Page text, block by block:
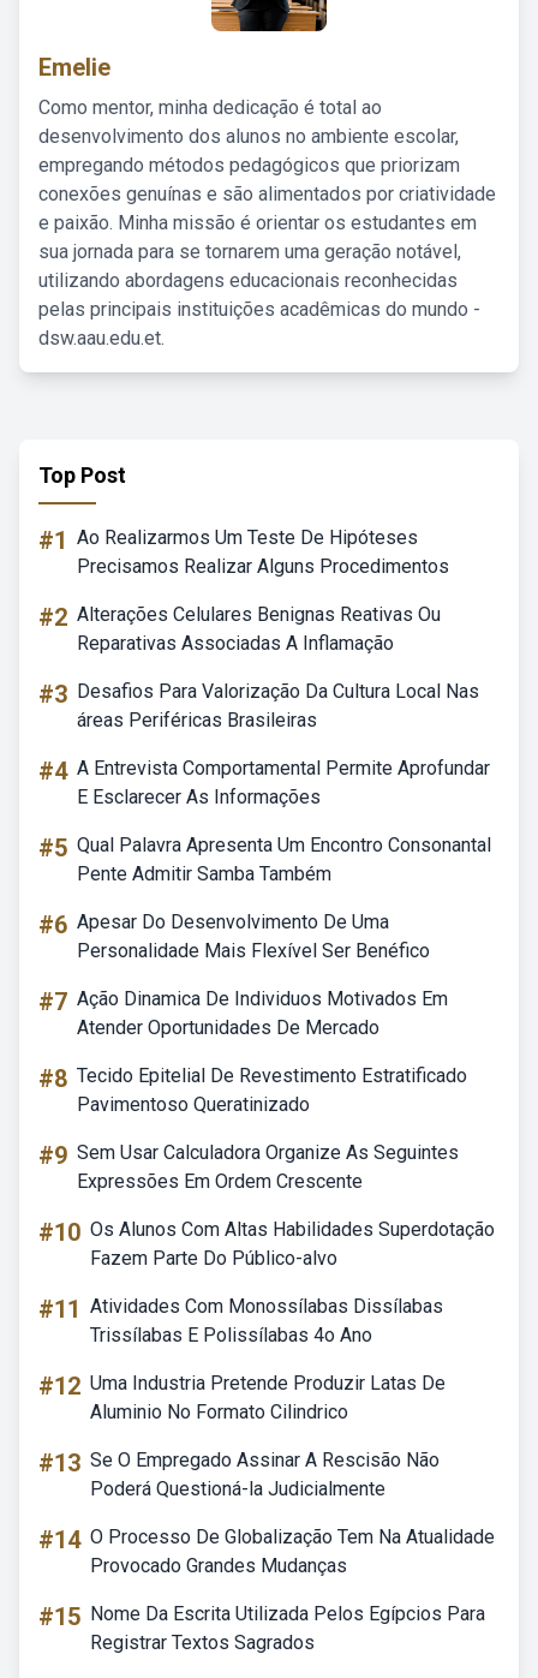
Emelie
Como mentor, minha dedicação é total ao
desenvolvimento dos alunos no ambiente escolar,
empregando métodos pedagógicos que priorizam
conexões genuínas e são alimentados por criatividade
e paixão. Minha missão é orientar os estudantes em
sua jornada para se tornarem uma geração notável,
utilizando abordagens educacionais reconhecidas
pelas principais instituições acadêmicas do mundo -
dsw.aau.edu.et.
Top Post
#1 Ao Realizarmos Um Teste De Hipóteses
Precisamos Realizar Alguns Procedimentos
#2 Alterações Celulares Benignas Reativas Ou
Reparativas Associadas A Inflamação
#3 Desafios Para Valorização Da Cultura Local Nas
áreas Periféricas Brasileiras
#4 A Entrevista Comportamental Permite Aprofundar
E Esclarecer As Informações
#5 Qual Palavra Apresenta Um Encontro Consonantal
Pente Admitir Samba Também
#6 Apesar Do Desenvolvimento De Uma
Personalidade Mais Flexível Ser Benéfico
#7 Ação Dinamica De Individuos Motivados Em
Atender Oportunidades De Mercado
#8 Tecido Epitelial De Revestimento Estratificado
Pavimentoso Queratinizado
#9 Sem Usar Calculadora Organize As Seguintes
Expressões Em Ordem Crescente
#10 Os Alunos Com Altas Habilidades Superdotação
Fazem Parte Do Público-alvo
#11 Atividades Com Monossílabas Dissílabas
Trissílabas E Polissílabas 4o Ano
#12 Uma Industria Pretende Produzir Latas De
Aluminio No Formato Cilindrico
#13 Se O Empregado Assinar A Rescisão Não
Poderá Questioná-la Judicialmente
#14 O Processo De Globalização Tem Na Atualidade
Provocado Grandes Mudanças
#15 Nome Da Escrita Utilizada Pelos Egípcios Para
Registrar Textos Sagrados